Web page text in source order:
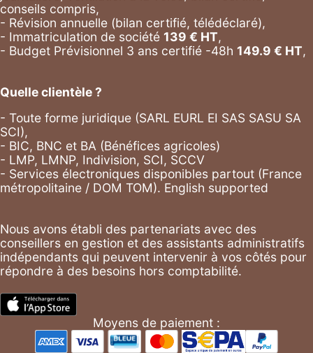
conseils compris,
- Révision annuelle (bilan certifié, télédéclaré),
- Immatriculation de société 139 € HT,
- Budget Prévisionnel 3 ans certifié -48h 149.9 € HT,
Quelle clientèle ?
- Toute forme juridique (SARL EURL EI SAS SASU SA
SCI),
- BIC, BNC et BA (Bénéfices agricoles)
- LMP, LMNP, Indivision, SCI, SCCV
- Services électroniques disponibles partout (France
métropolitaine / DOM TOM). English supported
Nous avons établi des partenariats avec des
conseillers en gestion et des assistants administratifs
indépendants qui peuvent intervenir à vos côtés pour
répondre à des besoins hors comptabilité.
Moyens de paiement :